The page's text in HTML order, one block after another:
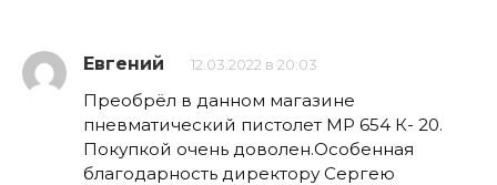
Евгений 12.03.2022 в 20:03
Преобрёл в данном магазине
пневматический пистолет МР 654 К- 20.
Покупкой очень доволен.Особенная
благодарность директору Сергею